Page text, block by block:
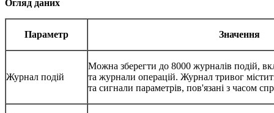
Огляд даних
Параметр Значення
Журнал подій
Можна зберегти до 8000 журналів подій,
та журнали операцій. Журнал тривог
та сигнали параметрів, пов'язані з часом